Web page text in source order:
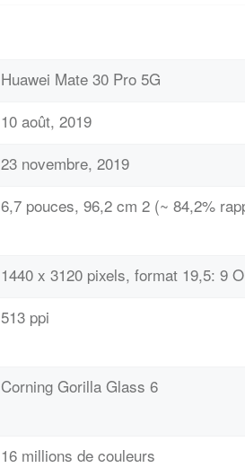
Huawei Mate 30 Pro 5G
10 août, 2019
23 novembre, 2019
6,7 pouces, 96,2 cm 2 (~ 84,2%
1440 x 3120 pixels, format 19,5: 9
513 ppi
Corning Gorilla Glass 6
16 millions de couleurs